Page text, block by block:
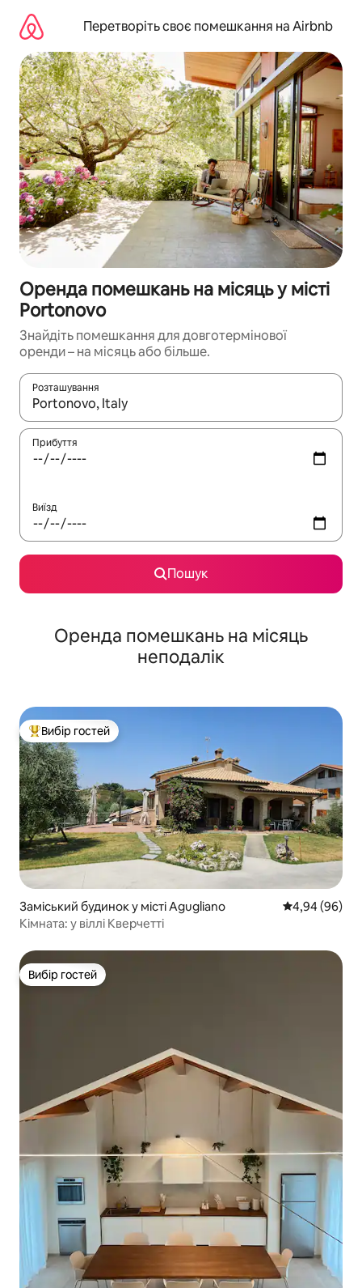
вмісту
Перетворіть своє помешкання на Airbnb
Оренда помешкань на місяць у місті
Portonovo
Знайдіть помешкання для довготермінової
оренди – на місяць або більше.
Розташування
Отримавши результати пошуку, використовуйте для
Прибуття
Виїзд
Пошук
Оренда помешкань на місяць
неподалік
Топ вибір гостей
Вибір гостей
Заміський будинок у місті Agugliano Середня
4,94 (96)
Кімната: у віллі Кверчетті
Вибір гостей
Вибір гостей